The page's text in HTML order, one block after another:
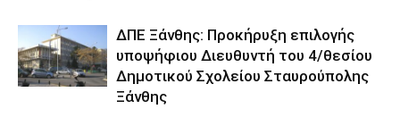
ΔΠΕ Ξάνθης: Προκήρυξη επιλογής
υποψήφιου Διευθυντή του 4/θεσίου
Δημοτικού Σχολείου Σταυρούπολης
Ξάνθης